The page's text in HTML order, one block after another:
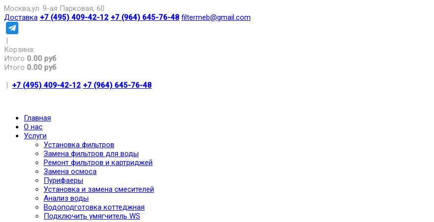
Москва,ул. 9-ая Парковая, 60
Доставка +7 (495) 409-42-12 +7 (964) 645-76-48 filtermeb@gmail.com
|
Корзина:
Итого 0.00 руб
Итого 0.00 руб
| +7 (495) 409-42-12 +7 (964) 645-76-48
Главная
О нас
Услуги
Установка фильтров
Замена фильтров для воды
Ремонт фильтров и картриджей
Замена осмоса
Пурифаеры
Установка и замена смесителей
Анализ воды
Водоподготовка коттеджная
Подключить умягчитель WS